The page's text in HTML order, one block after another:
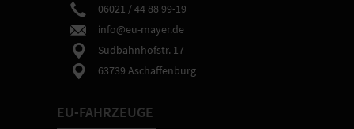
06021 / 44 88 99-19
info@eu-mayer.de
Südbahnhofstr. 17
63739 Aschaffenburg
EU-FAHRZEUGE